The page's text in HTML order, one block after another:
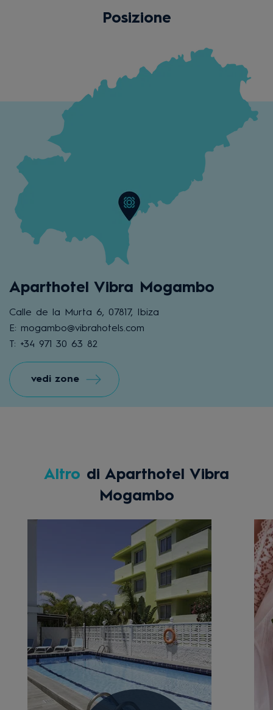
Posizione
Aparthotel Vibra Mogambo
Calle de la Murta 6, 07817, Ibiza
E: mogambo@vibrahotels.com
T: +34 971 30 63 82
vedi zone
Altro di Aparthotel Vibra
Mogambo